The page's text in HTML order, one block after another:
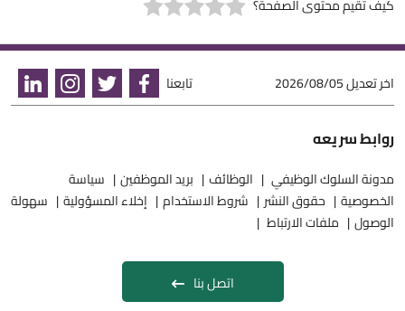
كيف تقيم محتوى الصفحة؟
اخر تعديل2026/08/05 تابعنا
روابط سريعه
مدونة السلوك الوظيفي الوظائف بريد الموظفين
سياسة
الخصوصية
حقوق النشر شروط الاستخدام إخلاء المسؤولية
سهولة
الوصول
ملفات الارتباط
اتصل بنا